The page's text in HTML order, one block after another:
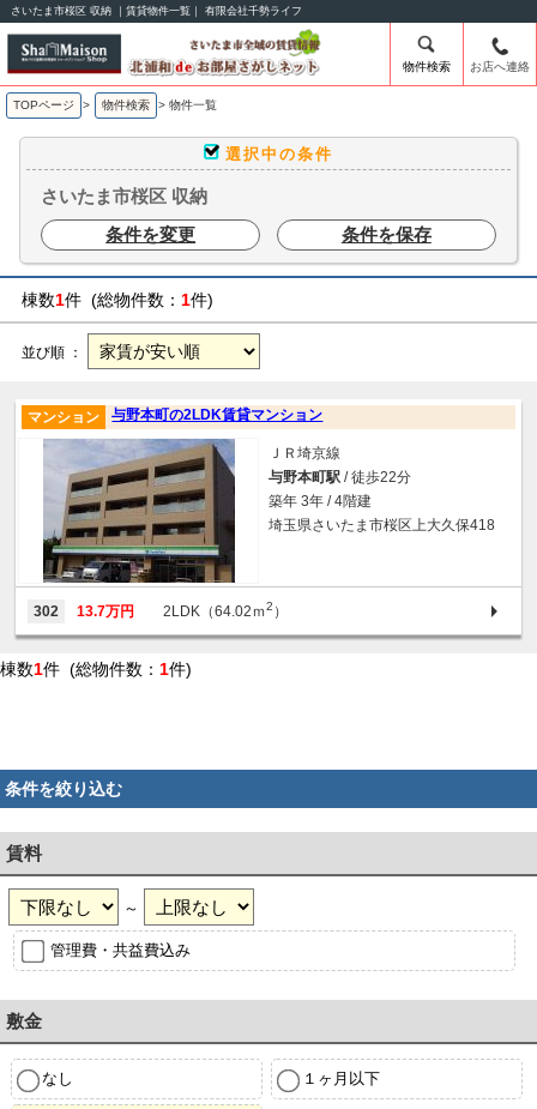
さいたま市桜区 収納 ｜賃貸物件一覧｜ 有限会社千勢ライフ
物件検索 お店へ連絡
TOPページ > 物件検索 > 物件一覧
選択中の条件
さいたま市桜区 収納
条件を変更
条件を保存
棟数1件 (総物件数： 1件)
並び順 ：
与野本町の2LDK賃貸マンション
マンション
ＪＲ埼京線
与野本町駅 / 徒歩22分
築年 3年 / 4階建
埼玉県さいたま市桜区上大久保418
302 13.7万円 2LDK（64.02ｍ2 ）
棟数1件 (総物件数： 1件)
条件を絞り込む
賃料
～
管理費・共益費込み
敷金
なし １ヶ月以下